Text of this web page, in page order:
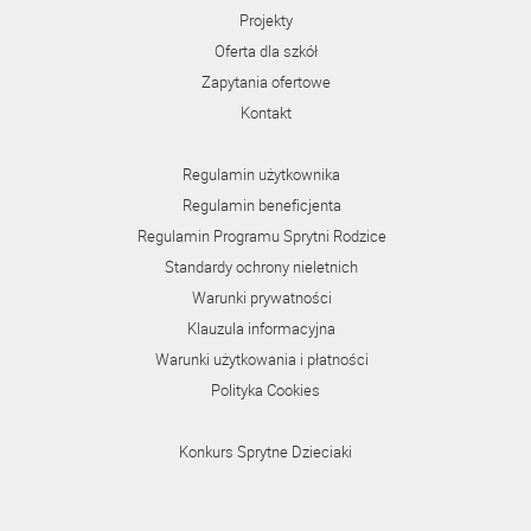
Projekty
Oferta dla szkół
Zapytania ofertowe
Kontakt
Regulamin użytkownika
Regulamin beneficjenta
Regulamin Programu Sprytni Rodzice
Standardy ochrony nieletnich
Warunki prywatności
Klauzula informacyjna
Warunki użytkowania i płatności
Polityka Cookies
Konkurs Sprytne Dzieciaki